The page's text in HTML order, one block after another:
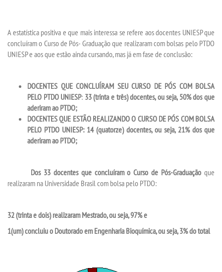
A estatística positiva e que mais interessa se refere aos docentes UNIESP que
concluíram o Curso de Pós- Graduação que realizaram com bolsas pelo PTDO
UNIESP e aos que estão ainda cursando, mas já em fase de conclusão:
DOCENTES QUE CONCLUÍRAM SEU CURSO DE PÓS COM BOLSA
PELO PTDO UNIESP: 33 (trinta e três) docentes, ou seja, 50% dos que
aderiram ao PTDO;
DOCENTES QUE ESTÃO REALIZANDO O CURSO DE PÓS COM BOLSA
PELO PTDO UNIESP: 14 (quatorze) docentes, ou seja, 21% dos que
aderiram ao PTDO;
Dos 33 docentes que concluíram o Curso de Pós-Graduação que
realizaram na Universidade Brasil com bolsa pelo PTDO:
32 (trinta e dois) realizaram Mestrado, ou seja, 97% e
1(um) concluiu o Doutorado em Engenharia Bioquímica, ou seja, 3% do total